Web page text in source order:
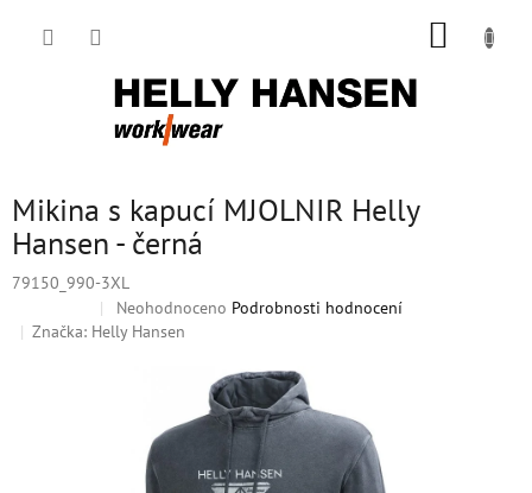
Mikina s kapucí MJOLNIR Helly
Hansen - černá
79150_990-3XL
Průměrné
hodnocení
hvězdiček.
Neohodnoceno Podrobnosti hodnocení
Značka: Helly Hansen